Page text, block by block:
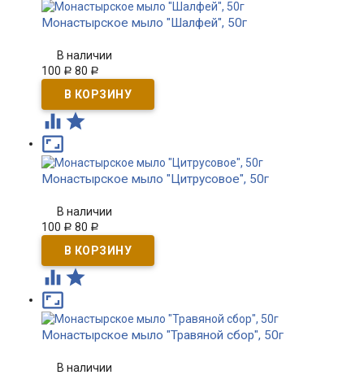
Монастырское мыло "Шалфей", 50г
В наличии
100 Р 80 Р
 

Монастырское мыло "Цитрусовое", 50г
В наличии
100 Р 80 Р
 

Монастырское мыло "Травяной сбор", 50г
В наличии